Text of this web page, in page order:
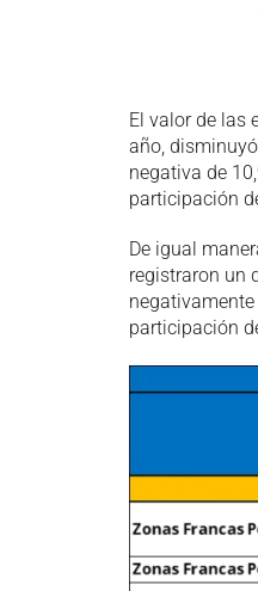
El valor de las
año,
negativa de
participación
De igual
registraron un
participación